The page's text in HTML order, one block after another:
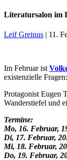
Literatursalon im
Leif Greinus | 11.
Im Februar ist
existenzielle
Protagonist Eugen
Wanderstiefel und
Termine:
Mo, 16. Februar,
Di, 17. Februar,
Mi, 18. Februar,
Do, 19. Februar,